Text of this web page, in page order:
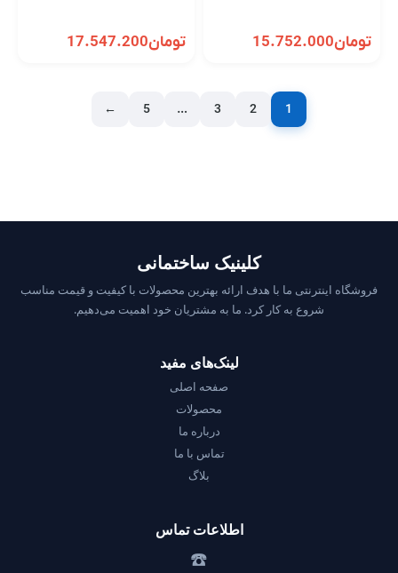
تومان15.752.000 تومان17.547.200
1
2
3
…
5
←
کلینیک ساختمانی
فروشگاه اینترنتی ما با هدف ارائه بهترین محصولات با کیفیت و قیمت مناسب
شروع به کار کرد. ما به مشتریان خود اهمیت می‌دهیم.
لینک‌های مفید
صفحه اصلی
محصولات
درباره ما
تماس با ما
بلاگ
اطلاعات تماس
☎️